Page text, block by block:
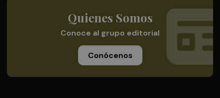
Quienes Somos
Conoce al grupo editorial
Conócenos